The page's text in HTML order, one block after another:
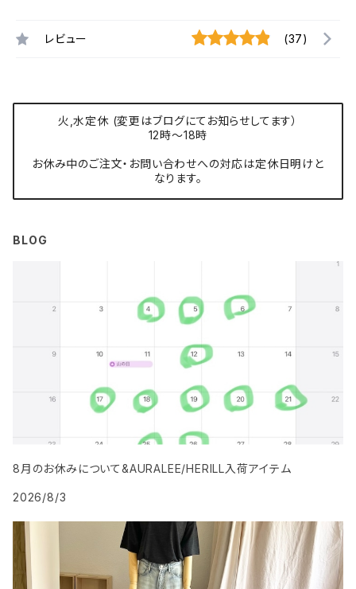
レビュー (37)
火,水定休 (変更はブログにてお知らせしてます）
12時〜18時
お休み中のご注文・お問い合わせへの対応は定休日明けと
なります。
BLOG
8月のお休みについて&AURALEE/HERILL入荷アイテム
2026/8/3